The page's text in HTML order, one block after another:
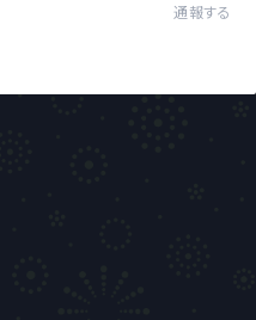
通報する